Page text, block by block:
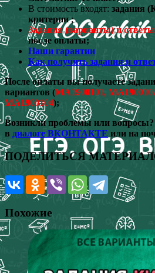
В стоимость входят: задания
критерии;
Задания (варианты) и
после оплаты;
Наши гарантии
Как получить задания и
После оплаты вы получаете
вариантов (МА1900101,
МА1900104);
Возникли проблемы или
в диалоге ВКОНТАКТЕ или на
ПОДЕЛИТЬСЯ
Похожие